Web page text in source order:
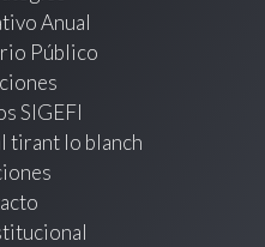
Anual
Público
SIGEFI
tirant lo blanch